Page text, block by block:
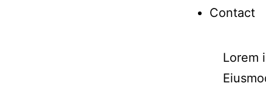
Contact
Lorem